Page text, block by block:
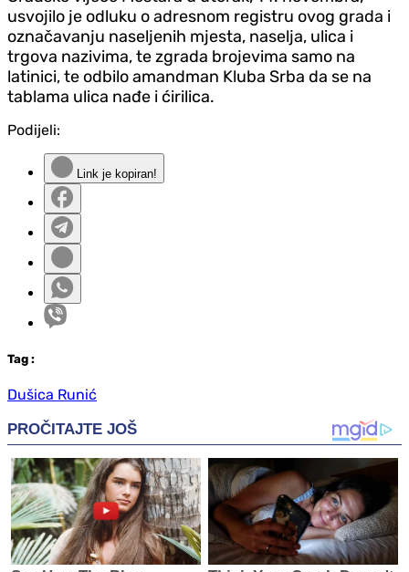
usvojilo je odluku o adresnom registru ovog grada i
označavanju naseljenih mjesta, naselja, ulica i
trgova nazivima, te zgrada brojevima samo na
latinici, te odbilo amandman Kluba Srba da se na
tablama ulica nađe i ćirilica.
Podijeli:
Link je kopiran!
Tag :
Dušica Runić